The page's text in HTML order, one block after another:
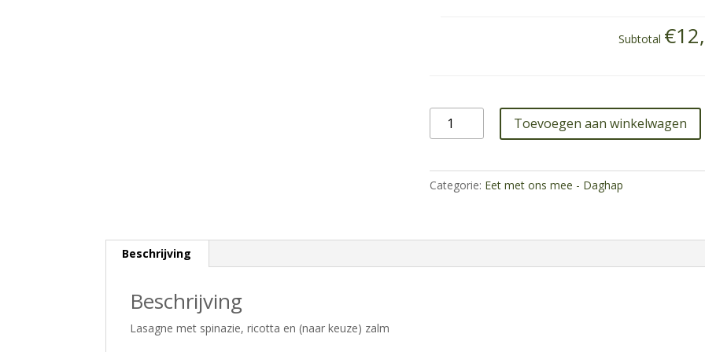
Subtotal
november
Toevoegen aan winkelwagen
Categorie: Eet met ons mee - Daghap
Beschrijving
Beschrijving
Lasagne met spinazie, ricotta en (naar keuze) zalm